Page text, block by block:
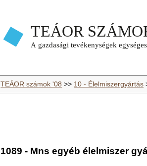
TEÁOR számok '08 >> 10 - Élelmiszergyártás
1089 - Mns egyéb élelmiszer